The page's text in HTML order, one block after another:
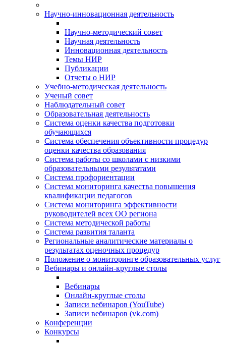
Научно-инновационная деятельность
Научно-методический совет
Научная деятельность
Инновационная деятельность
Темы НИР
Публикации
Отчеты о НИР
Учебно-методическая деятельность
Ученый совет
Наблюдательный совет
Образовательная деятельность
Система оценки качества подготовки
обучающихся
Система обеспечения объективности процедур
оценки качества образования
Система работы со школами с низкими
образовательными результатами
Система профориентации
Система мониторинга качества повышения
квалификации педагогов
Система мониторинга эффективности
руководителей всех ОО региона
Система методической работы
Система развития таланта
Региональные аналитические материалы о
результатах оценочных процедур
Положение о мониторинге образовательных услуг
Вебинары и онлайн-круглые столы
Вебинары
Онлайн-круглые столы
Записи вебинаров (YouTube)
Записи вебинаров (vk.com)
Конференции
Конкурсы